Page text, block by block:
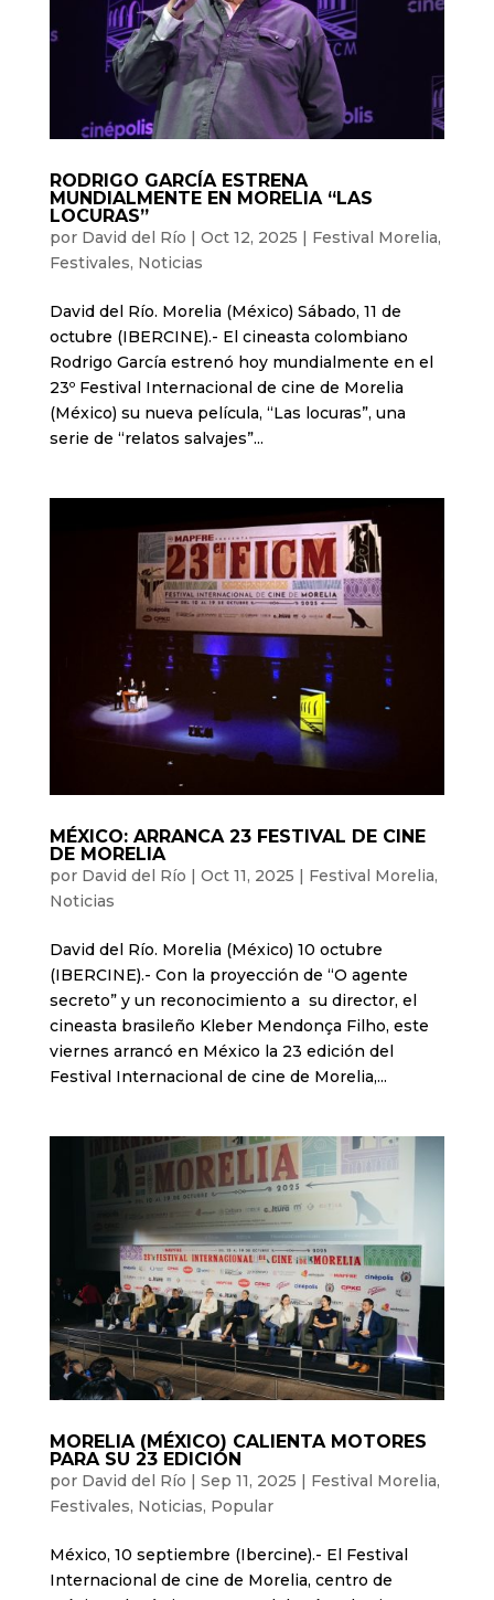
RODRIGO GARCÍA ESTRENA
MUNDIALMENTE EN MORELIA “LAS
LOCURAS”
por David del Río | Oct 12, 2025 | Festival Morelia,
Festivales, Noticias
David del Río. Morelia (México) Sábado, 11 de
octubre (IBERCINE).- El cineasta colombiano
Rodrigo García estrenó hoy mundialmente en el
23º Festival Internacional de cine de Morelia
(México) su nueva película, “Las locuras”, una
serie de “relatos salvajes”...
MÉXICO: ARRANCA 23 FESTIVAL DE CINE
DE MORELIA
por David del Río | Oct 11, 2025 | Festival Morelia,
Noticias
David del Río. Morelia (México) 10 octubre
(IBERCINE).- Con la proyección de “O agente
secreto” y un reconocimiento a su director, el
cineasta brasileño Kleber Mendonça Filho, este
viernes arrancó en México la 23 edición del
Festival Internacional de cine de Morelia,...
MORELIA (MÉXICO) CALIENTA MOTORES
PARA SU 23 EDICIÓN
por David del Río | Sep 11, 2025 | Festival Morelia,
Festivales, Noticias, Popular
México, 10 septiembre (Ibercine).- El Festival
Internacional de cine de Morelia, centro de